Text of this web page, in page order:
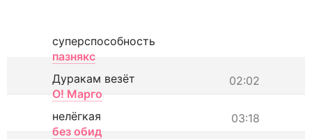
суперспособность
пазнякс
02:02
Дуракам везёт
О! Марго
03:18
нелёгкая
без обид